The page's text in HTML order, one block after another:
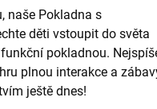
naše Pokladna s
děti vstoupit do světa
pokladnou.
plnou interakce a
ještě dnes!